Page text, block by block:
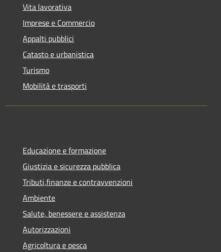
Vita lavorativa
Imprese e Commercio
Appalti pubblici
Catasto e urbanistica
Turismo
Mobilità e trasporti
Educazione e formazione
Giustizia e sicurezza pubblica
Tributi,finanze e contravvenzioni
Ambiente
Salute, benessere e assistenza
Autorizzazioni
Agricoltura e pesca